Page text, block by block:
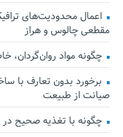
اعمال محدودیت‌های
مقطعی چالوس و هراز
چگونه مواد روان‌گردان،
برخورد بدون تعارف با
صیانت از طبیعت
چگونه با تغذیه صحیح